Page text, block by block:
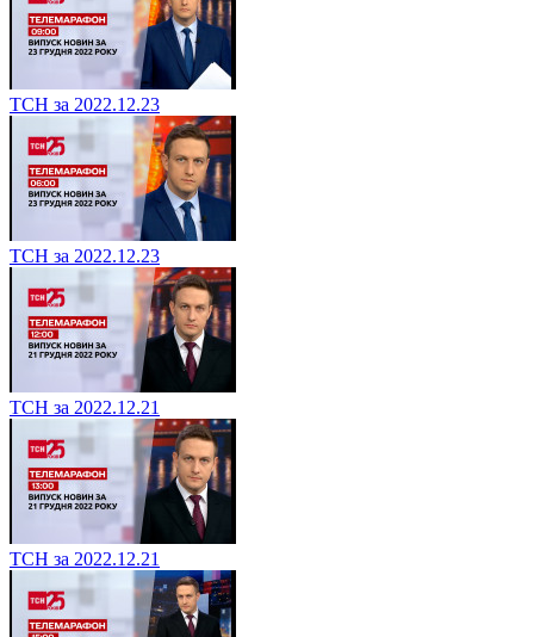
ТСН за 2022.12.23
ТСН за 2022.12.23
ТСН за 2022.12.21
ТСН за 2022.12.21